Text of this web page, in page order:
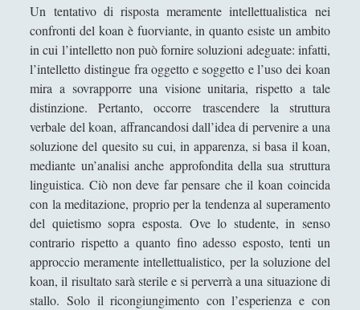
Un tentativo di risposta meramente intellettualistica nei
confronti del koan è fuorviante, in quanto esiste un ambito
in cui l’intelletto non può fornire soluzioni adeguate: infatti,
l’intelletto distingue fra oggetto e soggetto e l’uso dei koan
mira a sovrapporre una visione unitaria, rispetto a tale
distinzione. Pertanto, occorre trascendere la struttura
verbale del koan, affrancandosi dall’idea di pervenire a una
soluzione del quesito su cui, in apparenza, si basa il koan,
mediante un’analisi anche approfondita della sua struttura
linguistica. Ciò non deve far pensare che il koan coincida
con la meditazione, proprio per la tendenza al superamento
del quietismo sopra esposta. Ove lo studente, in senso
contrario rispetto a quanto fino adesso esposto, tenti un
approccio meramente intellettualistico, per la soluzione del
koan, il risultato sarà sterile e si perverrà a una situazione di
stallo. Solo il ricongiungimento con l’esperienza e con